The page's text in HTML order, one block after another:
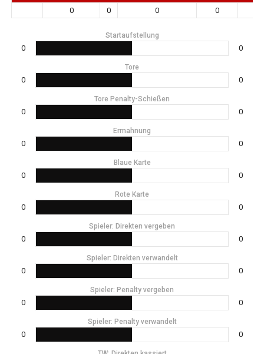
0 0 0 0
Startaufstellung
0 0
Tore
0 0
Tore Penalty-Schießen
0 0
Ermahnung
0 0
Blaue Karte
0 0
Rote Karte
0 0
Spieler: Direkten vergeben
0 0
Spieler: Direkten verwandelt
0 0
Spieler: Penalty vergeben
0 0
Spieler: Penalty verwandelt
0 0